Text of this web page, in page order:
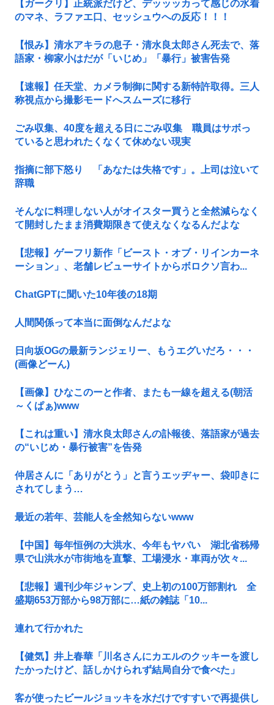
【ガークリ】正統派だけど、デッッッカって感じの水着
のマネ、ラファエ口、セッシュウへの反応！！！
【恨み】清水アキラの息子・清水良太郎さん死去で、落
語家・柳家小はだが「いじめ」「暴行」被害告発
【速報】任天堂、カメラ制御に関する新特許取得。三人
称視点から撮影モードへスムーズに移行
ごみ収集、40度を超える日にごみ収集 職員はサボっ
ていると思われたくなくて休めない現実
指摘に部下怒り 「あなたは失格です」。上司は泣いて
辞職
そんなに料理しない人がオイスター買うと全然減らなく
て開封したまま消費期限きて使えなくなるんだよな
【悲報】ゲーフリ新作「ビースト・オブ・リインカーネ
ーション」、老舗レビューサイトからボロクソ言わ...
ChatGPTに聞いた10年後の18期
人間関係って本当に面倒なんだよな
日向坂OGの最新ランジェリー、もうエグいだろ・・・
(画像どーん)
【画像】ひなこのーと作者、またも一線を超える(朝活
～くぱぁ)www
【これは重い】清水良太郎さんの訃報後、落語家が過去
の“いじめ・暴行被害”を告発
仲居さんに「ありがとう」と言うエッヂャー、袋叩きに
されてしまう…
最近の若年、芸能人を全然知らないwww
【中国】毎年恒例の大洪水、今年もヤバい 湖北省秭帰
県で山洪水が市街地を直撃、工場浸水・車両が次々...
【悲報】週刊少年ジャンプ、史上初の100万部割れ 全
盛期653万部から98万部に…紙の雑誌「10...
連れて行かれた
【健気】井上春華「川名さんにカエルのクッキーを渡し
たかったけど、話しかけられず結局自分で食べた」
客が使ったビールジョッキを水だけですすいで再提供し